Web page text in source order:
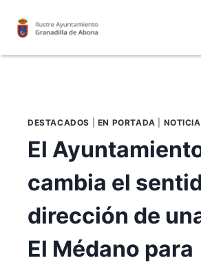
DESTACADOS EN PORTADA
El
cambia el
dirección de
El Médano para